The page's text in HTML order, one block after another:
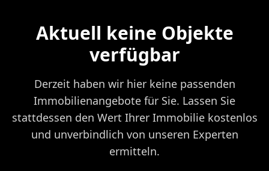
Aktuell keine Objekte
verfügbar
Derzeit haben wir hier keine passenden
Immobilienangebote für Sie. Lassen Sie
stattdessen den Wert Ihrer Immobilie kostenlos
und unverbindlich von unseren Experten
ermitteln.